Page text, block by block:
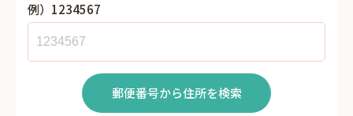
例）1234567
郵便番号から住所を検索